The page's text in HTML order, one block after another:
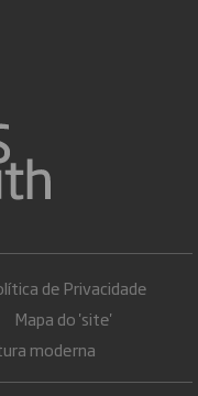
de Privacidade
Mapa do 'site'
moderna